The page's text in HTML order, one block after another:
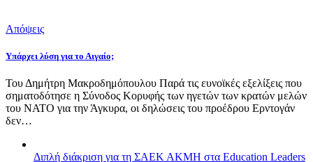
Απόψεις
Υπάρχει λύση για το Αιγαίο;
Του Δημήτρη Μακροδημόπουλου Παρά τις ευνοϊκές εξελίξεις που
σηματοδότησε η Σύνοδος Κορυφής των ηγετών των κρατών μελών
του ΝΑΤΟ για την Άγκυρα, οι δηλώσεις του προέδρου Ερντογάν
δεν…
Διπλή διάκριση για τη ΣΑΕΚ ΑΚΜΗ στα Education Leaders